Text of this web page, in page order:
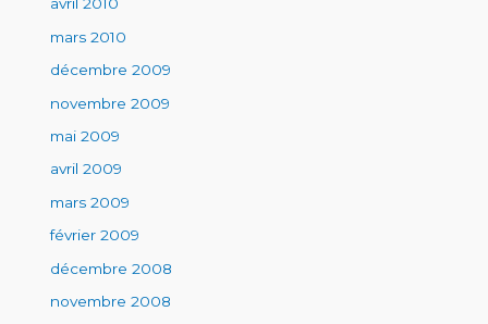
avril 2010
mars 2010
décembre 2009
novembre 2009
mai 2009
avril 2009
mars 2009
février 2009
décembre 2008
novembre 2008